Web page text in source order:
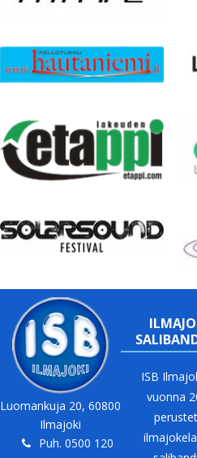
Luomankuja 20, 60800
Ilmajoki
Puh. 0500 120
ISB
vuonna